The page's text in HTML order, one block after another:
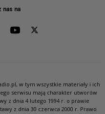
nas na
w tym wszystkie materiały i ich
serwisu mają charakter utworów
z dnia 4 lutego 1994 r. o prawie
z dnia 30 czerwca 2000 r. Prawo